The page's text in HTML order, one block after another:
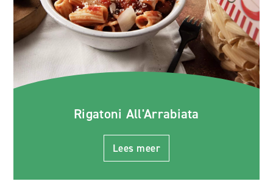
Rigatoni All'Arrabiata
Lees meer